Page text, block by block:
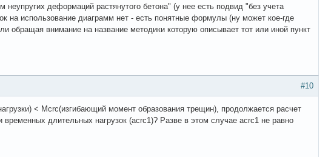
деформаций растянутого бетона" (у нее есть подвид "без учета
на использование диаграмм нет - есть понятные формулы (ну может кое-где
обращая внимание на название методики которую описывает тот или иной пункт
#10
< Mcrc(изгибающий момент образования трещин), продолжается расчет
длительных нагрузок (acrc1)? Разве в этом случае acrc1 не равно